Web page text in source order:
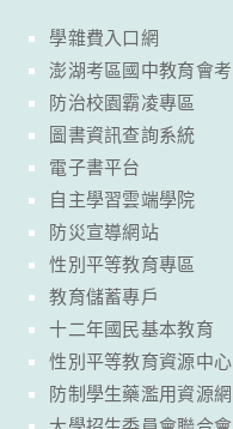
學雜費入口網
澎湖考區國中教育會考
防治校園霸凌專區
圖書資訊查詢系統
電子書平台
自主學習雲端學院
防災宣導網站
性別平等教育專區
教育儲蓄專戶
十二年國民基本教育
性別平等教育資源中心
防制學生藥濫用資源網